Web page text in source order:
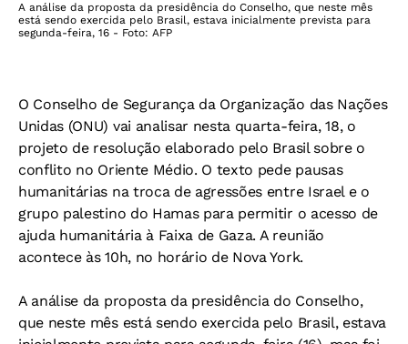
A análise da proposta da presidência do Conselho, que neste mês
está sendo exercida pelo Brasil, estava inicialmente prevista para
segunda-feira, 16 - Foto: AFP
O Conselho de Segurança da Organização das Nações
Unidas (ONU) vai analisar nesta quarta-feira, 18, o
projeto de resolução elaborado pelo Brasil sobre o
conflito no Oriente Médio. O texto pede pausas
humanitárias na troca de agressões entre Israel e o
grupo palestino do Hamas para permitir o acesso de
ajuda humanitária à Faixa de Gaza. A reunião
acontece às 10h, no horário de Nova York.
A análise da proposta da presidência do Conselho,
que neste mês está sendo exercida pelo Brasil, estava